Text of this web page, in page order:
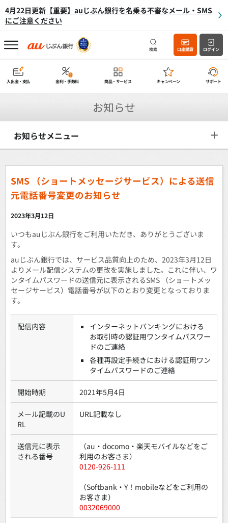
4月22日更新【重要】auじぶん銀行を名乗る不審なメール・SMS
にご注意ください
検索 口座開設 ログイン
入出金・支払 金利・手数料 商品・サービス キャンペーン サポート
お知らせ
お知らせメニュー
SMS （ショートメッセージサービス）による送信
元電話番号変更のお知らせ
2023年3月12日
いつもauじぶん銀行をご利用いただき、ありがとうございま
す。
auじぶん銀行では、サービス品質向上のため、2023年3月12日
よりメール配信システムの更改を実施しました。これに伴い、ワ
ンタイムパスワードの送信元に表示されるSMS （ショートメッ
セージサービス）電話番号が以下のとおり変更となっておりま
す。
配信内容
インターネットバンキングにおける
お取引時の認証用ワンタイムパスワー
ドのご連絡
各種再設定手続きにおける認証用ワン
タイムパスワードのご連絡
開始時期 2021年5月4日
メール記載のU
RL
URL記載なし
送信元に表示
される番号
（au・docomo・楽天モバイルなどをご
利用のお客さま）
0120-926-111
（Softbank・Y！mobileなどをご利用の
お客さま）
0032069000